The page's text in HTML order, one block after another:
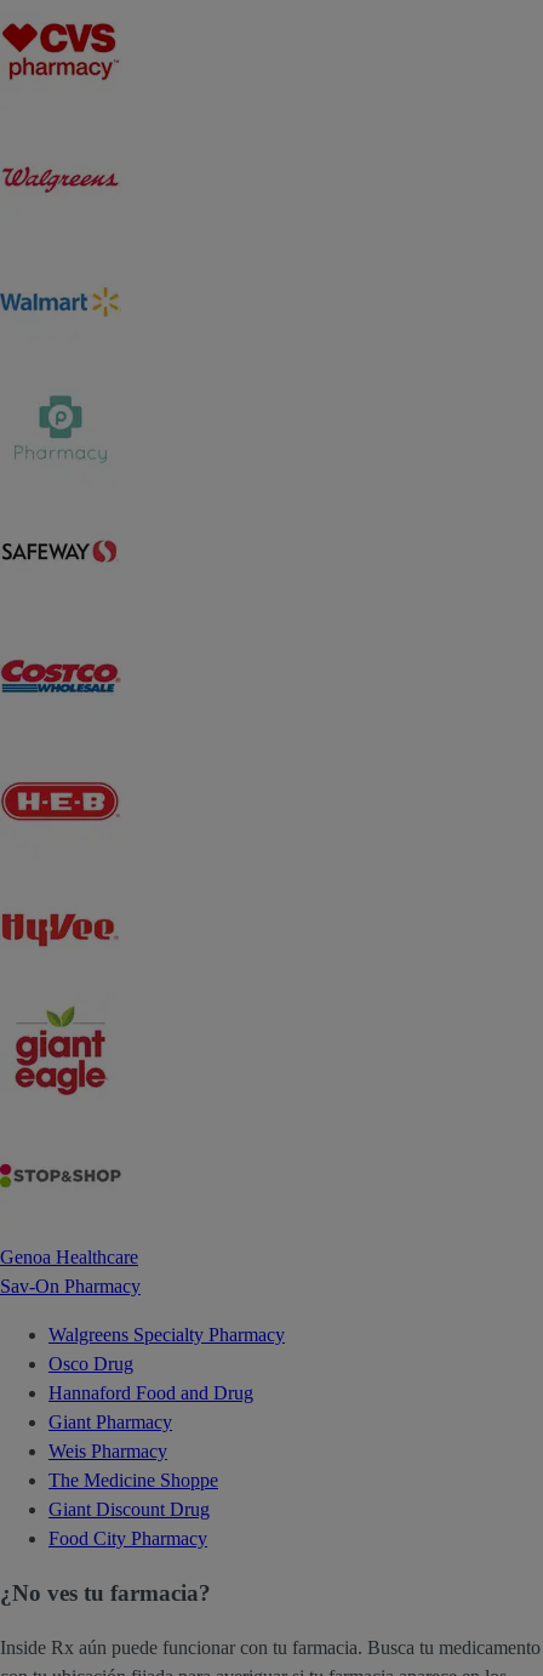
Genoa Healthcare
Sav-On Pharmacy
Walgreens Specialty Pharmacy
Osco Drug
Hannaford Food and Drug
Giant Pharmacy
Weis Pharmacy
The Medicine Shoppe
Giant Discount Drug
Food City Pharmacy
¿No ves tu farmacia?
Inside Rx aún puede funcionar con tu farmacia. Busca tu medicamento